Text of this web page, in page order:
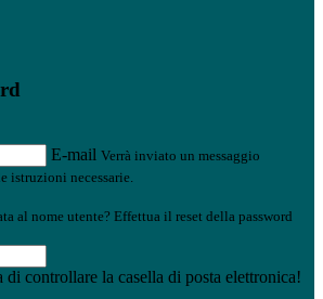
E-mail Verrà inviato un messaggio
istruzioni necessarie.
al nome utente? Effettua il reset della password
controllare la casella di posta elettronica!